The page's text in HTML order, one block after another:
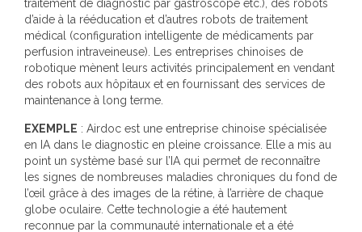
traitement de diagnostic par gastroscope etc.), des robots
d’aide à la rééducation et d’autres robots de traitement
médical (configuration intelligente de médicaments par
perfusion intraveineuse). Les entreprises chinoises de
robotique mènent leurs activités principalement en vendant
des robots aux hôpitaux et en fournissant des services de
maintenance à long terme.
EXEMPLE : Airdoc est une entreprise chinoise spécialisée
en IA dans le diagnostic en pleine croissance. Elle a mis au
point un système basé sur l’IA qui permet de reconnaître
les signes de nombreuses maladies chroniques du fond de
l’œil grâce à des images de la rétine, à l’arrière de chaque
globe oculaire. Cette technologie a été hautement
reconnue par la communauté internationale et a été